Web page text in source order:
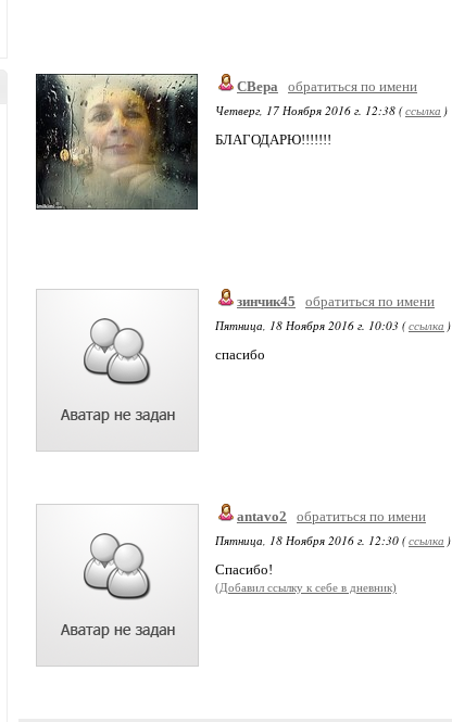
СВера
обратиться по имени
Четверг, 17 Ноября 2016 г. 12:38 (ссылка )
БЛАГОДАРЮ!!!!!!!
зинчик45
обратиться по имени
Пятница, 18 Ноября 2016 г. 10:03 (ссылка )
спасибо
antavo2
обратиться по имени
Пятница, 18 Ноября 2016 г. 12:30 (ссылка )
Спасибо!
(Добавил ссылку к себе в дневник)